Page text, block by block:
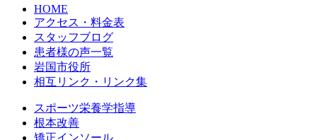
HOME
アクセス・料金表
スタッフブログ
患者様の声一覧
岩国市役所
相互リンク・リンク集
スポーツ栄養学指導
根本改善